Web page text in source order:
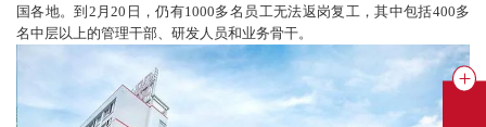
国各地。到2月20日，仍有1000多名员工无法返岗复工，其中包括400多
名中层以上的管理干部、研发人员和业务骨干。